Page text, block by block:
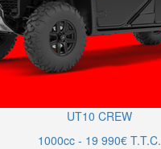
UT10 CREW
1000cc - 19 990€ T.T.C.